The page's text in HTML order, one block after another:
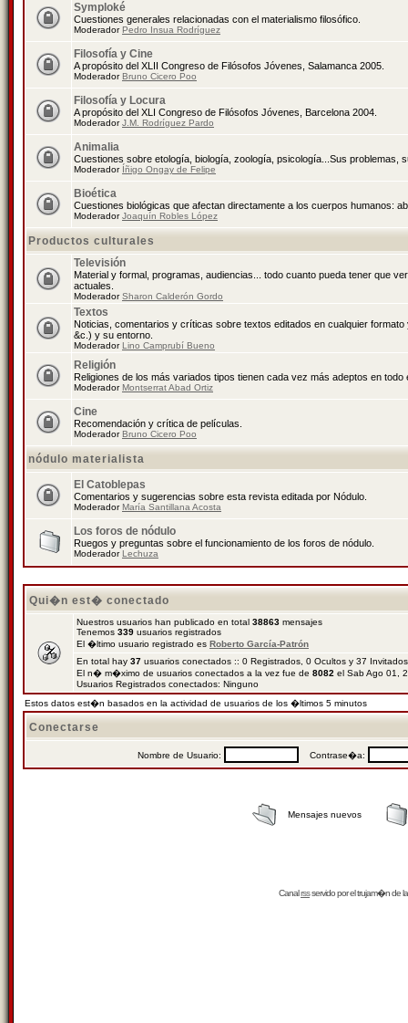
Symploké
Cuestiones generales relacionadas con el materialismo filosófico.
ModeradorPedro Insua Rodríguez
Filosofía y Cine
A propósito del XLII Congreso de Filósofos Jóvenes, Salamanca 2005.
ModeradorBruno Cicero Poo
Filosofía y Locura
A propósito del XLI Congreso de Filósofos Jóvenes, Barcelona 2004.
ModeradorJ.M. Rodríguez Pardo
Animalia
Cuestiones sobre etología, biología, zoología, psicología...Sus problemas,
Moderador Íñigo Ongay de Felipe
Bioética
Cuestiones biológicas que afectan directamente a los cuerpos humanos:
ModeradorJoaquín Robles López
Productos culturales
Televisión
Material y formal, programas, audiencias... todo cuanto pueda tener que
actuales.
ModeradorSharon Calderón Gordo
Textos
Noticias, comentarios y críticas sobre textos editados en cualquier
&c.) y su entorno.
ModeradorLino Camprubí Bueno
Religión
Religiones de los más variados tipos tienen cada vez más adeptos en todo
ModeradorMontserrat Abad Ortiz
Cine
Recomendación y crítica de películas.
ModeradorBruno Cicero Poo
nódulo materialista
El Catoblepas
Comentarios y sugerencias sobre esta revista editada por Nódulo.
ModeradorMaría Santillana Acosta
Los foros de nódulo
Ruegos y preguntas sobre el funcionamiento de los foros de nódulo.
ModeradorLechuza
Qui�n est� conectado
Nuestros usuarios han publicado en total 38863 mensajes
Tenemos 339 usuarios registrados
El �ltimo usuario registrado es Roberto García-Patrón
En total hay 37 usuarios conectados :: 0 Registrados, 0 Ocultos y 37
El n� m�ximo de usuarios conectados a la vez fue de 8082 el Sab Ago 01,
Usuarios Registrados conectados: Ninguno
Estos datos est�n basados en la actividad de usuarios de los �ltimos 5 minutos
Conectarse
Nombre de Usuario: Contrase�a:
Mensajes nuevos
Canalrssservido por eltrujam�nde